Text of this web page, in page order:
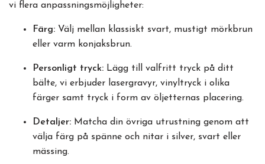
vi flera anpassningsmöjligheter:
Färg: Välj mellan klassiskt svart, mustigt mörkbrun
eller varm konjaksbrun.
Personligt tryck: Lägg till valfritt tryck på ditt
bälte, vi erbjuder lasergravyr, vinyltryck i olika
färger samt tryck i form av öljetternas placering.
Detaljer: Matcha din övriga utrustning genom att
välja färg på spänne och nitar i silver, svart eller
mässing.